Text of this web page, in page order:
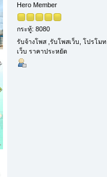
Hero Member
กระทู้: 8080
รับจ้างโพส ,รับโพสเว็บ, โปรโมท
เว็บ ราคาประหยัด